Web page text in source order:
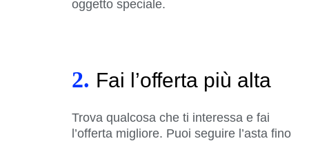
oggetto speciale.
2. Fai l’offerta più alta
Trova qualcosa che ti interessa e fai
l’offerta migliore. Puoi seguire l’asta fino